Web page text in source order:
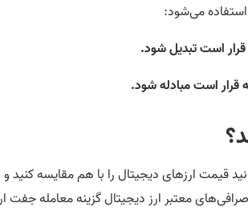
می‌شود:
قیمت ارزهای دیجیتال را با هم مقایسه کنید
معتبر ارز دیجیتال گزینه معامله جفت